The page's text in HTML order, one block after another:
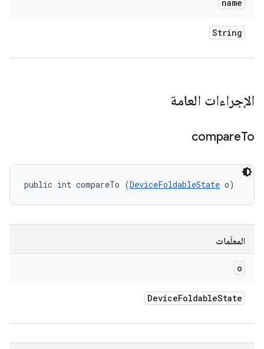
name
String
الإجراءات العامة
compareTo
public int compareTo (DeviceFoldableState o)
المعلَمات
o
DeviceFoldableState